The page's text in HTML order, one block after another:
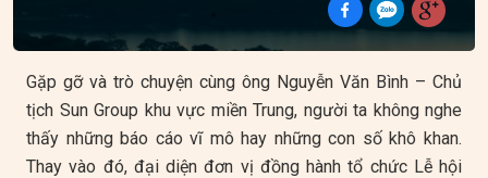
Gặp gỡ và trò chuyện cùng ông Nguyễn Văn Bình – Chủ
tịch Sun Group khu vực miền Trung, người ta không nghe
thấy những báo cáo vĩ mô hay những con số khô khan.
Thay vào đó, đại diện đơn vị đồng hành tổ chức Lễ hội